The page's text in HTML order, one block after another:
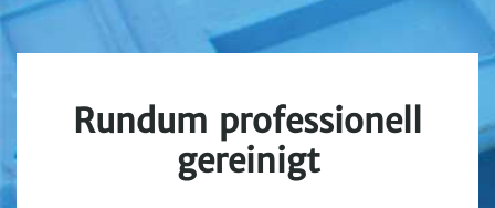
Rundum professionell
gereinigt